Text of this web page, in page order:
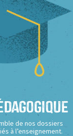
de nos dossiers
à l’enseignement.